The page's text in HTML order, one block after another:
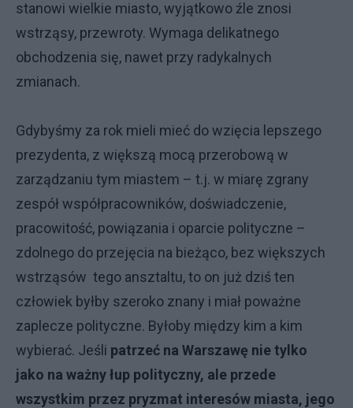
stanowi wielkie miasto, wyjątkowo źle znosi
wstrząsy, przewroty. Wymaga delikatnego
obchodzenia się, nawet przy radykalnych
zmianach.
Gdybyśmy za rok mieli mieć do wzięcia lepszego
prezydenta, z większą mocą przerobową w
zarządzaniu tym miastem – t.j. w miarę zgrany
zespół współpracowników, doświadczenie,
pracowitość, powiązania i oparcie polityczne –
zdolnego do przejęcia na bieżąco, bez większych
wstrząsów tego ansztaltu, to on już dziś ten
człowiek byłby szeroko znany i miał poważne
zaplecze polityczne. Byłoby między kim a kim
wybierać. Jeśli patrzeć na Warszawę nie tylko
jako na ważny łup polityczny, ale przede
wszystkim przez pryzmat interesów miasta, jego